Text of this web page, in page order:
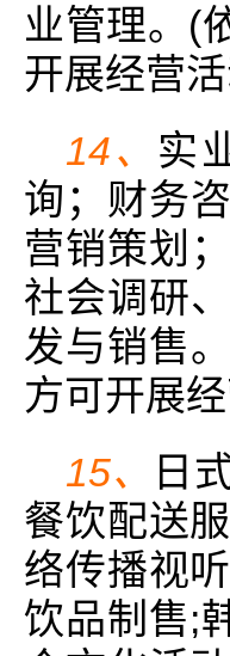
业管理。(
开展经营
14、 实
询；财务
营销策划
社会调研
发与销售
方可开展经
15、
日
餐饮配送
络传播视
饮品制售;